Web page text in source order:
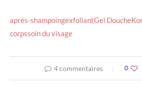
après-shampoingexfoliantGel Douche
corpssoin du visage
4 commentaires 0